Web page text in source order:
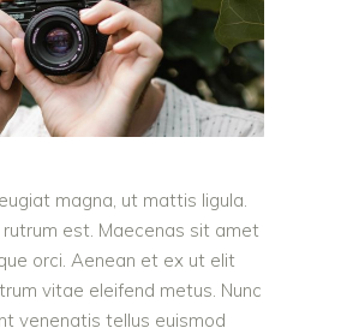
magna, ut mattis ligula.
est. Maecenas sit amet
orci. Aenean et ex ut elit
vitae eleifend metus. Nunc
venenatis tellus euismod